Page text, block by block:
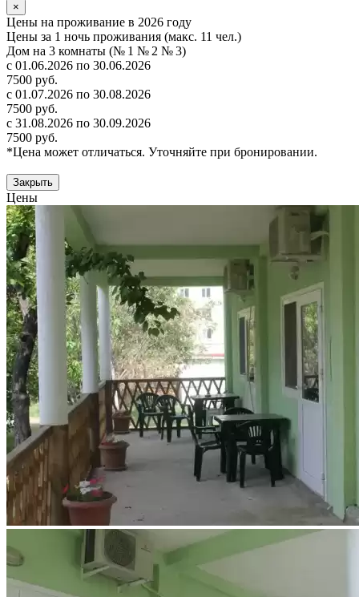
×
Цены на проживание в 2026 году
Цены за 1 ночь проживания (макс. 11 чел.)
Дом на 3 комнаты (№ 1 № 2 № 3)
с 01.06.2026 по 30.06.2026
7500 руб.
с 01.07.2026 по 30.08.2026
7500 руб.
с 31.08.2026 по 30.09.2026
7500 руб.
*Цена может отличаться. Уточняйте при бронировании.
Закрыть
Цены